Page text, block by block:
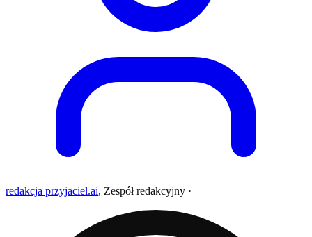
redakcja przyjaciel.ai, Zespół redakcyjny ·